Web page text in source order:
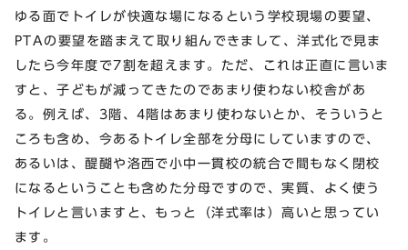
ゆる面でトイレが快適な場になるという学校現場の要望、
PTAの要望を踏まえて取り組んできまして、洋式化で見ま
したら今年度で7割を超えます。ただ、これは正直に言いま
すと、子どもが減ってきたのであまり使わない校舎があ
る。例えば、3階、4階はあまり使わないとか、そういうと
ころも含め、今あるトイレ全部を分母にしていますので、
あるいは、醍醐や洛西で小中一貫校の統合で間もなく閉校
になるということも含めた分母ですので、実質、よく使う
トイレと言いますと、もっと（洋式率は）高いと思ってい
ます。